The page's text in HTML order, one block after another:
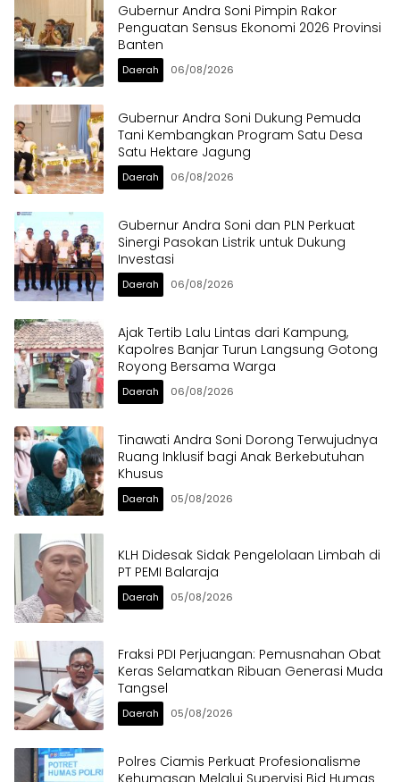
Gubernur Andra Soni Pimpin Rakor
Penguatan Sensus Ekonomi 2026 Provinsi
Banten
Daerah 06/08/2026
Gubernur Andra Soni Dukung Pemuda
Tani Kembangkan Program Satu Desa
Satu Hektare Jagung
Daerah 06/08/2026
Gubernur Andra Soni dan PLN Perkuat
Sinergi Pasokan Listrik untuk Dukung
Investasi
Daerah 06/08/2026
Ajak Tertib Lalu Lintas dari Kampung,
Kapolres Banjar Turun Langsung Gotong
Royong Bersama Warga
Daerah 06/08/2026
Tinawati Andra Soni Dorong Terwujudnya
Ruang Inklusif bagi Anak Berkebutuhan
Khusus
Daerah 05/08/2026
KLH Didesak Sidak Pengelolaan Limbah di
PT PEMI Balaraja
Daerah 05/08/2026
Fraksi PDI Perjuangan: Pemusnahan Obat
Keras Selamatkan Ribuan Generasi Muda
Tangsel
Daerah 05/08/2026
Polres Ciamis Perkuat Profesionalisme
Kehumasan Melalui Supervisi Bid Humas